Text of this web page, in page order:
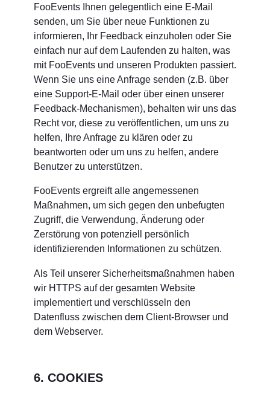
FooEvents Ihnen gelegentlich eine E-Mail
senden, um Sie über neue Funktionen zu
informieren, Ihr Feedback einzuholen oder Sie
einfach nur auf dem Laufenden zu halten, was
mit FooEvents und unseren Produkten passiert.
Wenn Sie uns eine Anfrage senden (z.B. über
eine Support-E-Mail oder über einen unserer
Feedback-Mechanismen), behalten wir uns das
Recht vor, diese zu veröffentlichen, um uns zu
helfen, Ihre Anfrage zu klären oder zu
beantworten oder um uns zu helfen, andere
Benutzer zu unterstützen.
FooEvents ergreift alle angemessenen
Maßnahmen, um sich gegen den unbefugten
Zugriff, die Verwendung, Änderung oder
Zerstörung von potenziell persönlich
identifizierenden Informationen zu schützen.
Als Teil unserer Sicherheitsmaßnahmen haben
wir HTTPS auf der gesamten Website
implementiert und verschlüsseln den
Datenfluss zwischen dem Client-Browser und
dem Webserver.
6. COOKIES